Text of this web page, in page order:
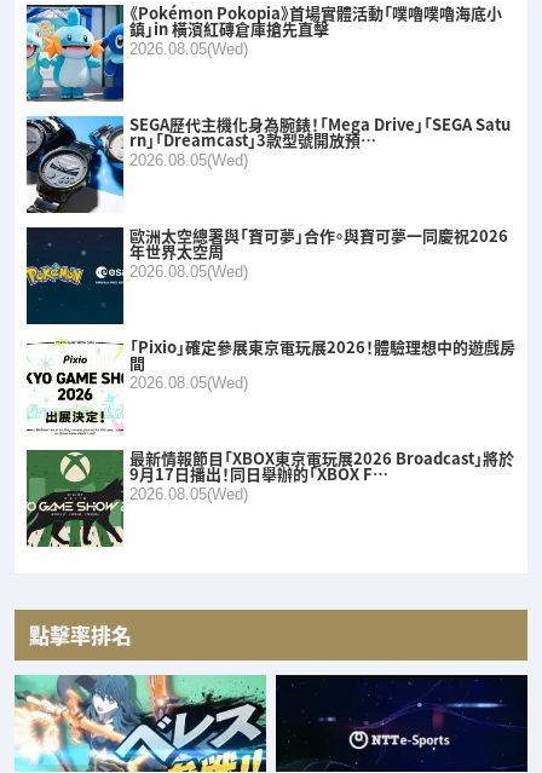
《Pokémon Pokopia》首場實體活動「噗嚕噗嚕海底小
鎮」in 橫濱紅磚倉庫搶先直擊
2026.08.05(Wed)
SEGA歷代主機化身為腕錶！「Mega Drive」「SEGA Satu
rn」「Dreamcast」3款型號開放預…
2026.08.05(Wed)
歐洲太空總署與「寶可夢」合作。與寶可夢一同慶祝2026
年世界太空周
2026.08.05(Wed)
「Pixio」確定參展東京電玩展2026！體驗理想中的遊戲房
間
2026.08.05(Wed)
最新情報節目「XBOX東京電玩展2026 Broadcast」將於
9月17日播出！同日舉辦的「XBOX F…
2026.08.05(Wed)
點擊率排名